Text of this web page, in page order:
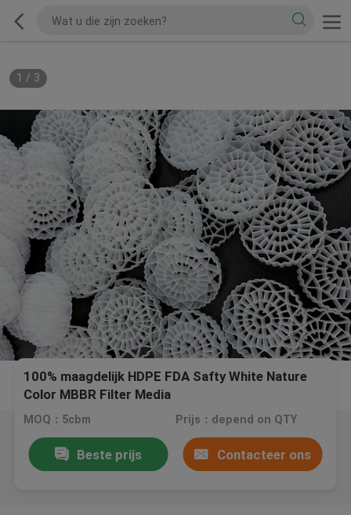
1 / 3
100% maagdelijk HDPE FDA Safty White Nature
Color MBBR Filter Media
MOQ：5cbm Prijs：depend on QTY
Beste prijs Contacteer ons